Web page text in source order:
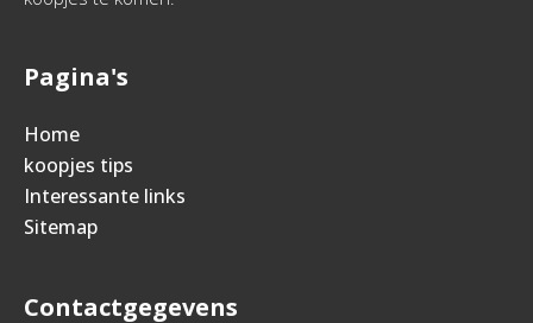
Pagina's
Home
koopjes tips
Interessante links
Sitemap
Contactgegevens